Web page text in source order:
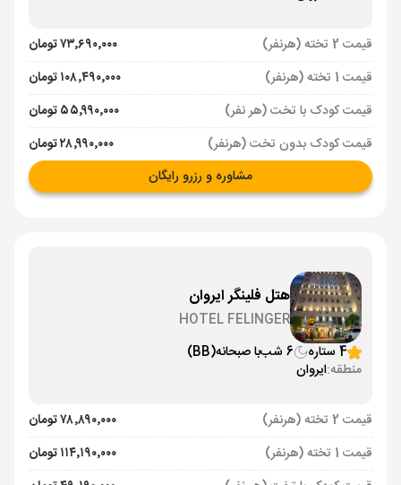
قیمت 2 تخته (هرنفر)
۷۳٬۶۹۰٬۰۰۰ تومان
قیمت 1 تخته (هرنفر)
۱۰۸٬۴۹۰٬۰۰۰ تومان
قیمت کودک با تخت (هر نفر)
۵۵٬۹۹۰٬۰۰۰ تومان
قیمت کودک بدون تخت (هرنفر)
۲۸٬۹۹۰٬۰۰۰ تومان
مشاوره و رزرو رایگان
هتل فلینگر ایروان
HOTEL FELINGER
4 ستاره
6 شب با صبحانه(BB)
منطقه:ایروان
قیمت 2 تخته (هرنفر)
۷۸٬۸۹۰٬۰۰۰ تومان
قیمت 1 تخته (هرنفر)
۱۱۴٬۱۹۰٬۰۰۰ تومان